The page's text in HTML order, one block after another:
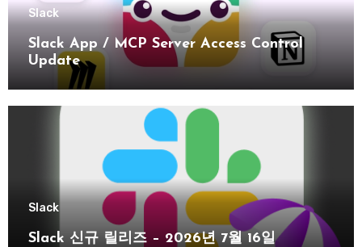
Slack
Slack App / MCP Server Access Control
Update
Slack
Slack 신규 릴리즈 – 2026년 7월 16일